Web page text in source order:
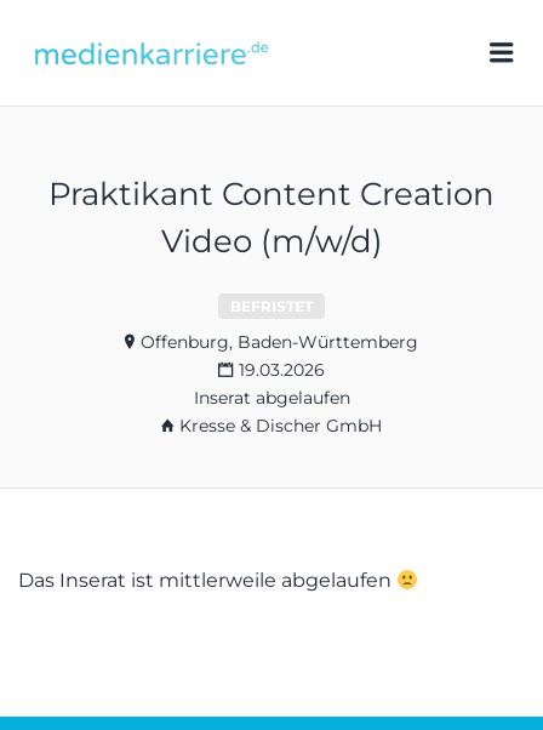
medienkarriere.de
Praktikant Content Creation
Video (m/w/d)
BEFRISTET
Offenburg, Baden-Württemberg
19.03.2026
Inserat abgelaufen
Kresse & Discher GmbH
Das Inserat ist mittlerweile abgelaufen